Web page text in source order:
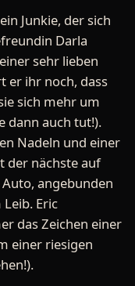
Junkie, der sich
Darla
sehr lieben
er ihr noch, dass
sich mehr um
dann auch tut!).
Nadeln und einer
der nächste auf
angebunden
Eric
das Zeichen einer
einer riesigen